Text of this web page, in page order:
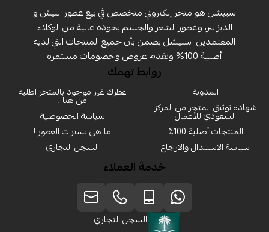
سبيشل هو متجر إلكتروني متخصص في بيع عطور النيش و
الديزاينر، وعطور الشعر والجسم بجودة عالية من الوكلاء
المعتمدين ‏ سبيشل يضمن بأن جميع المنتجات التي لديه
أصلية 100% ونقدم عروض وخصومات مستمرة
روابط تهمك
المدونة
شهادة توثيق المتجر من المركز
السعودي للأعمال
المنتجات أصلية 100٪
سياسة الاستبدال والارجاع
عطرك غير موجود بالمتجر اطلبه
من هنا !
سياسة الخصوصية
ما هي تسترات العطور !
السجل التجاري
خدمة العملاء
السجل التجاري